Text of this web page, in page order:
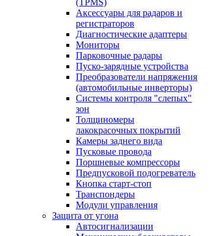
(TPMS)
Аксессуары для радаров и
регистраторов
Диагностические адаптеры
Мониторы
Парковочные радары
Пуско-зарядные устройства
Преобразователи напряжения
(автомобильные инверторы)
Системы контроля "слепых"
зон
Толщиномеры
лакокрасочных покрытий
Камеры заднего вида
Пусковые провода
Поршневые компрессоры
Предпусковой подогреватель
Кнопка старт-стоп
Транспондеры
Модули управления
Защита от угона
Автосигнализации